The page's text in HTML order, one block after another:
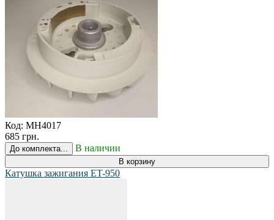
Код: MH4017
685 грн.
До комплекта... В наличии
В корзину
Катушка зажигания ET-950